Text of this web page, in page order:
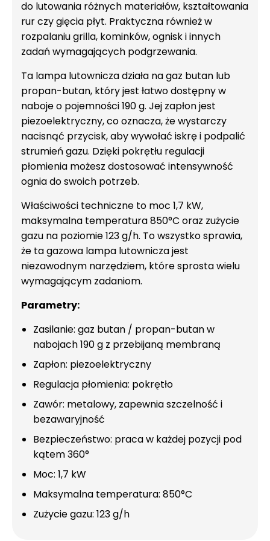
do lutowania różnych materiałów, kształtowania
rur czy gięcia płyt. Praktyczna również w
rozpalaniu grilla, kominków, ognisk i innych
zadań wymagających podgrzewania.
Ta lampa lutownicza działa na gaz butan lub
propan-butan, który jest łatwo dostępny w
naboje o pojemności 190 g. Jej zapłon jest
piezoelektryczny, co oznacza, że wystarczy
nacisnąć przycisk, aby wywołać iskrę i podpalić
strumień gazu. Dzięki pokrętłu regulacji
płomienia możesz dostosować intensywność
ognia do swoich potrzeb.
Właściwości techniczne to moc 1,7 kW,
maksymalna temperatura 850°C oraz zużycie
gazu na poziomie 123 g/h. To wszystko sprawia,
że ta gazowa lampa lutownicza jest
niezawodnym narzędziem, które sprosta wielu
wymagającym zadaniom.
Parametry:
Zasilanie: gaz butan / propan-butan w
nabojach 190 g z przebijaną membraną
Zapłon: piezoelektryczny
Regulacja płomienia: pokrętło
Zawór: metalowy, zapewnia szczelność i
bezawaryjność
Bezpieczeństwo: praca w każdej pozycji pod
kątem 360°
Moc: 1,7 kW
Maksymalna temperatura: 850°C
Zużycie gazu: 123 g/h